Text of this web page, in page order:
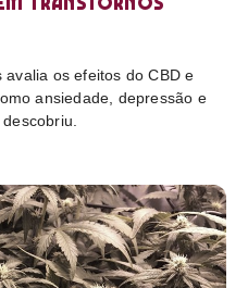
os efeitos do CBD e
ansiedade, depressão e